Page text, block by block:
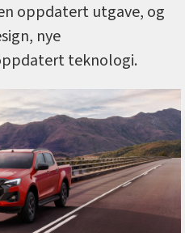
oppdatert utgave, og
nye
teknologi.